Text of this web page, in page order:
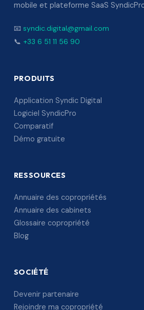
mobile et plateforme SaaS
📧 syndic.digital@gmail.com
📞 +33 6 51 11 56 90
PRODUITS
Application Syndic Digital
Logiciel SyndicPro
Comparatif
Démo gratuite
RESSOURCES
Annuaire des copropriétés
Annuaire des cabinets
Glossaire copropriété
Blog
SOCIÉTÉ
Devenir partenaire
Rejoindre ma copropriété